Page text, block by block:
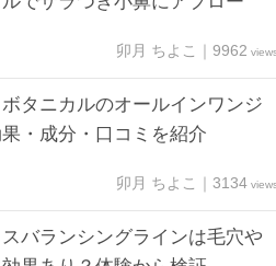
卯月 ちよこ｜9962
タニカルのオールインワンジ
果・成分・口コミを紹介
卯月 ちよこ｜3134
バランシングラインは毛穴や